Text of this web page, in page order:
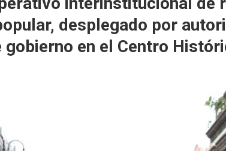
desplegado por
gobierno en el Centro